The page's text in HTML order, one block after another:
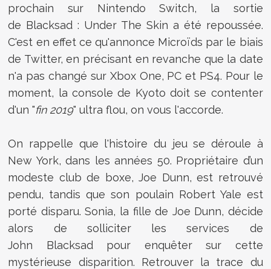
prochain sur Nintendo Switch, la sortie
de Blacksad : Under The Skin a été repoussée.
C'est en effet ce qu'annonce Microïds par le biais
de Twitter, en précisant en revanche que la date
n'a pas changé sur Xbox One, PC et PS4. Pour le
moment, la console de Kyoto doit se contenter
d'un "fin 2019" ultra flou, on vous l'accorde.
On rappelle que l'histoire du jeu se déroule à
New York, dans les années 50. Propriétaire d’un
modeste club de boxe, Joe Dunn, est retrouvé
pendu, tandis que son poulain Robert Yale est
porté disparu. Sonia, la fille de Joe Dunn, décide
alors de solliciter les services de
John Blacksadpour enquêter sur cette
mystérieuse disparition. Retrouver la trace du